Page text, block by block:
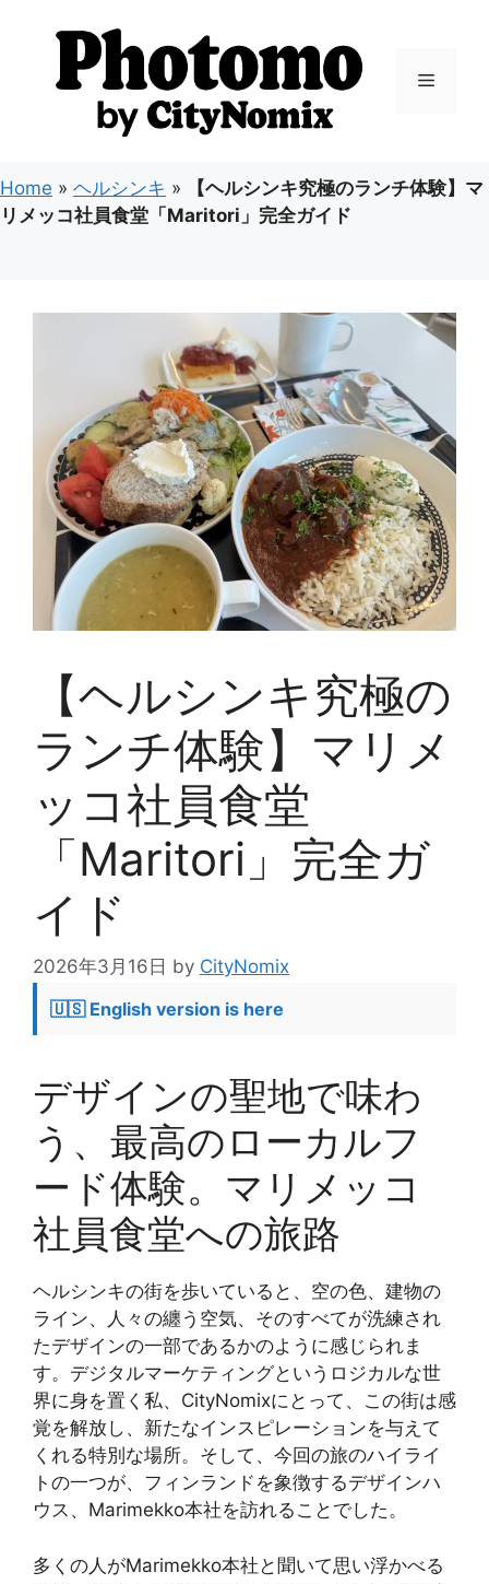
ス
キ
ッ
メ
Home » ヘルシンキ »
【ヘルシンキ究極のランチ体験】マ
リメッコ社員食堂「Maritori」完全ガイド
【ヘルシンキ究極の
ランチ体験】マリメ
ッコ社員食堂
「Maritori」完全ガ
イド
2026年3月16日 by CityNomix
🇺🇸 English version is here
デザインの聖地で味わ
う、最高のローカルフ
ード体験。マリメッコ
社員食堂への旅路
ヘルシンキの街を歩いていると、空の色、建物の
ライン、人々の纏う空気、そのすべてが洗練され
たデザインの一部であるかのように感じられま
す。デジタルマーケティングというロジカルな世
界に身を置く私、CityNomixにとって、この街は感
覚を解放し、新たなインスピレーションを与えて
くれる特別な場所。そして、今回の旅のハイライ
トの一つが、フィンランドを象徴するデザインハ
ウス、Marimekko本社を訪れることでした。
多くの人がMarimekko本社と聞いて思い浮かべる